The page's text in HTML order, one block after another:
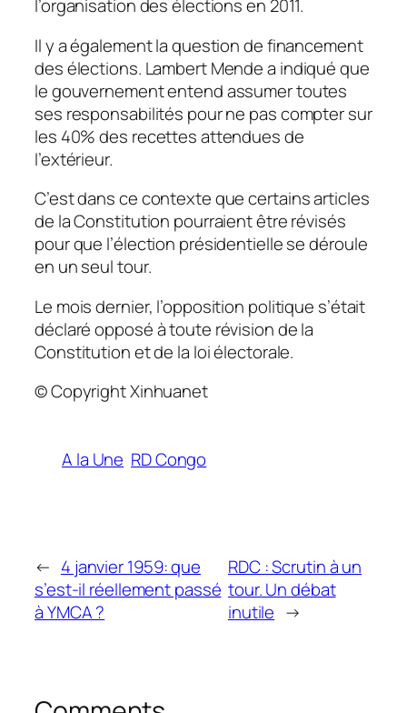
l’organisation des élections en 2011.
Il y a également la question de financement
des élections. Lambert Mende a indiqué que
le gouvernement entend assumer toutes
ses responsabilités pour ne pas compter sur
les 40% des recettes attendues de
l’extérieur.
C’est dans ce contexte que certains articles
de la Constitution pourraient être révisés
pour que l’élection présidentielle se déroule
en un seul tour.
Le mois dernier, l’opposition politique s’était
déclaré opposé à toute révision de la
Constitution et de la loi électorale.
© Copyright Xinhuanet
A la Une RD Congo
← 4 janvier 1959: que
s’est-il réellement passé
à YMCA ?
RDC : Scrutin à un
tour. Un débat
inutile →